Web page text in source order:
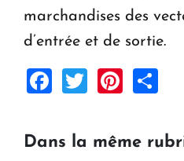
marchandises des
d’entrée et de sortie.
Facebook
Twitter
Dans la même